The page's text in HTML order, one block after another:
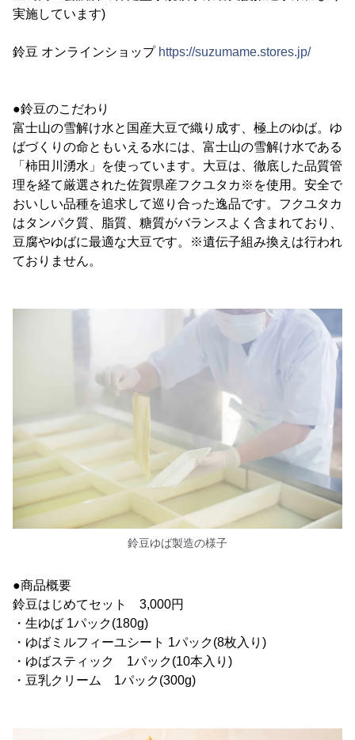
実施しています)
鈴豆 オンラインショップ https://suzumame.stores.jp/
●鈴豆のこだわり
富士山の雪解け水と国産大豆で織り成す、極上のゆば。ゆ
ばづくりの命ともいえる水には、富士山の雪解け水である
「柿田川湧水」を使っています。大豆は、徹底した品質管
理を経て厳選された佐賀県産フクユタカ※を使用。安全で
おいしい品種を追求して巡り合った逸品です。フクユタカ
はタンパク質、脂質、糖質がバランスよく含まれており、
豆腐やゆばに最適な大豆です。※遺伝子組み換えは行われ
ておりません。
鈴豆ゆば製造の様子
●商品概要
鈴豆はじめてセット 3,000円
・生ゆば 1パック(180g)
・ゆばミルフィーユシート 1パック(8枚入り)
・ゆばスティック 1パック(10本入り)
・豆乳クリーム 1パック(300g)